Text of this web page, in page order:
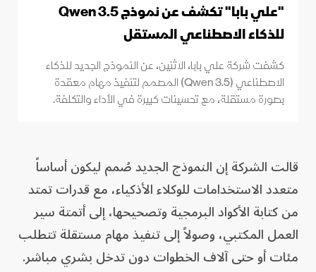
"علي بابا" تكشف عن نموذج Qwen 3.5
للذكاء الاصطناعي المستقل
كشفت شركة علي بابا، الاثنين، عن النموذج الجديد للذكاء
الاصطناعي (Qwen 3.5) المصمم لتنفيذ مهام معقدة
بصورة مستقلة، مع ‌تحسينات كبيرة في الأداء والتكلفة.
قالت الشركة إن النموذج الجديد صُمم ليكون أساساً
متعدد الاستخدامات للوكلاء الأذكياء، مع قدرات تمتد
من كتابة الأكواد البرمجية وتصحيحها، إلى أتمتة سير
العمل المكتبي، وصولاً إلى تنفيذ مهام مستقلة تتطلب
مئات أو حتى آلاف الخطوات دون تدخل بشري مباشر.